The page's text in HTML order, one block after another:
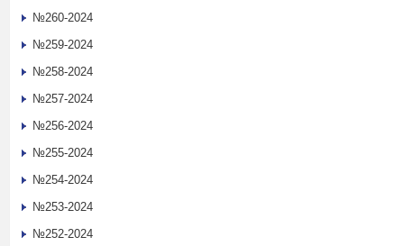
№260-2024
№259-2024
№258-2024
№257-2024
№256-2024
№255-2024
№254-2024
№253-2024
№252-2024